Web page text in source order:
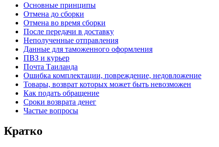
Основные принципы
Отмена до сборки
Отмена во время сборки
После передачи в доставку
Неполученные отправления
Данные для таможенного оформления
ПВЗ и курьер
Почта Таиланда
Ошибка комплектации, повреждение, недовложение
Товары, возврат которых может быть невозможен
Как подать обращение
Сроки возврата денег
Частые вопросы
Кратко